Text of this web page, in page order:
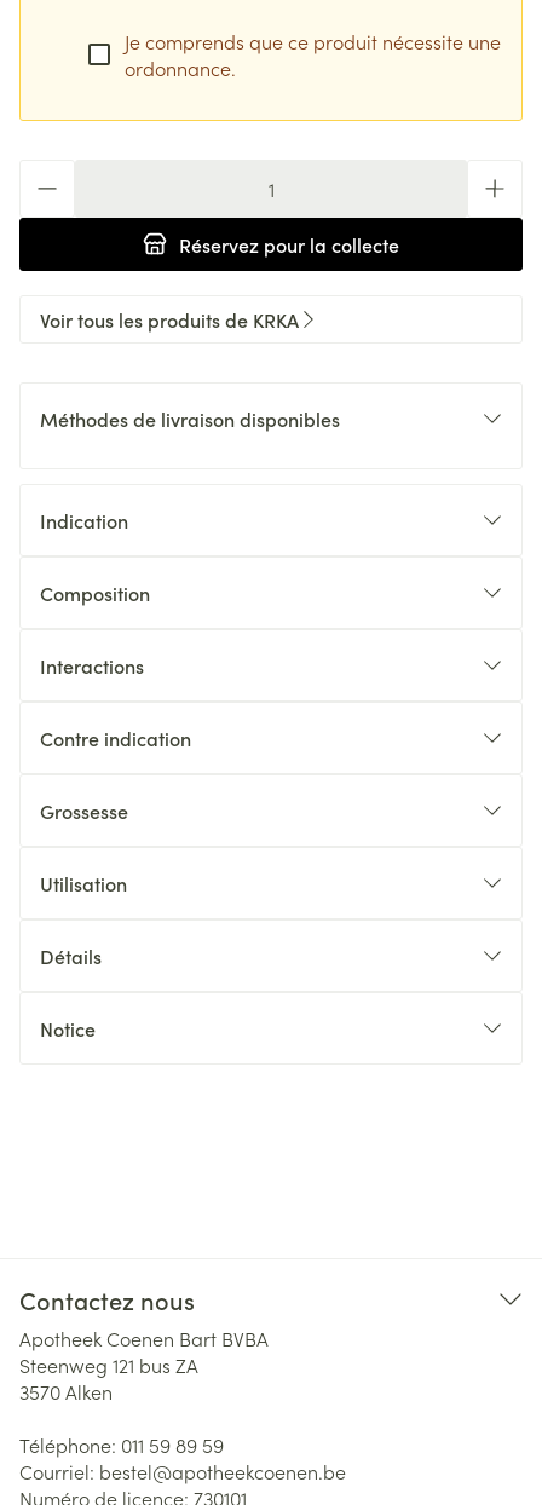
Je comprends que ce produit nécessite une
ordonnance.
Réservez pour la collecte
Voir tous les produits de KRKA
Méthodes de livraison disponibles
Indication
Composition
Interactions
Contre indication
Grossesse
Utilisation
Détails
Notice
Contactez nous
Apotheek Coenen Bart BVBA
Steenweg 121 bus ZA
3570Alken
Téléphone: 011 59 89 59
Courriel: bestel@apotheekcoenen.be
Numéro de licence: 730101